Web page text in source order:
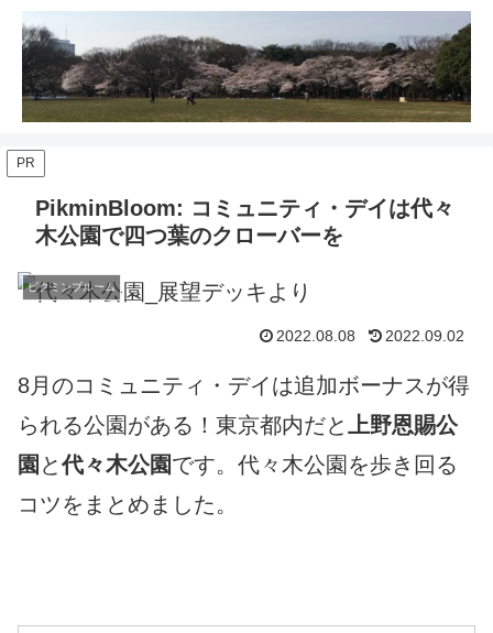
PR
PikminBloom: コミュニティ・デイは代々
木公園で四つ葉のクローバーを
ピクミンブルーム
2022.08.08 2022.09.02
8月のコミュニティ・デイは追加ボーナスが得
られる公園がある！東京都内だと上野恩賜公
園 と代々木公園です。代々木公園を歩き回る
コツをまとめました。